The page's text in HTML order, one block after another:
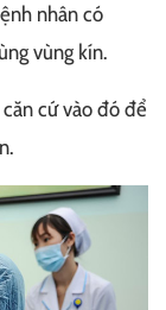
nhân có
vùng kín.
cứ vào đó để